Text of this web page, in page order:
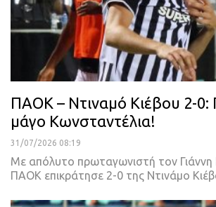
ΠΑΟΚ – Ντιναμό Κιέβου 2-0:
μάγο Κωνσταντέλια!
31/07/2026 08:19
Με απόλυτο πρωταγωνιστή τον Γιάννη
ΠΑΟΚ επικράτησε 2-0 της Ντινάμο